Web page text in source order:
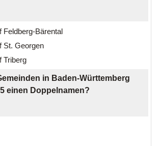
Bärental
Georgen
in Baden-Württemberg
einen Doppelnamen?